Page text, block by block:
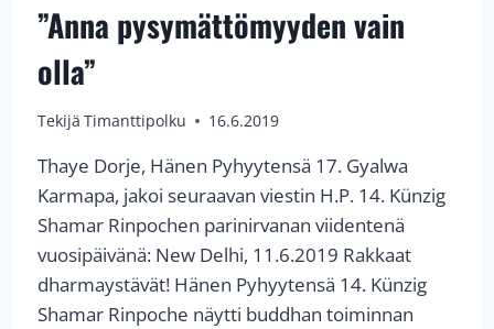
”Anna pysymättömyyden vain
olla”
Tekijä Timanttipolku 16.6.2019
Thaye Dorje, Hänen Pyhyytensä 17. Gyalwa
Karmapa, jakoi seuraavan viestin H.P. 14. Künzig
Shamar Rinpochen parinirvanan viidentenä
vuosipäivänä: New Delhi, 11.6.2019 Rakkaat
dharmaystävät! Hänen Pyhyytensä 14. Künzig
Shamar Rinpoche näytti buddhan toiminnan